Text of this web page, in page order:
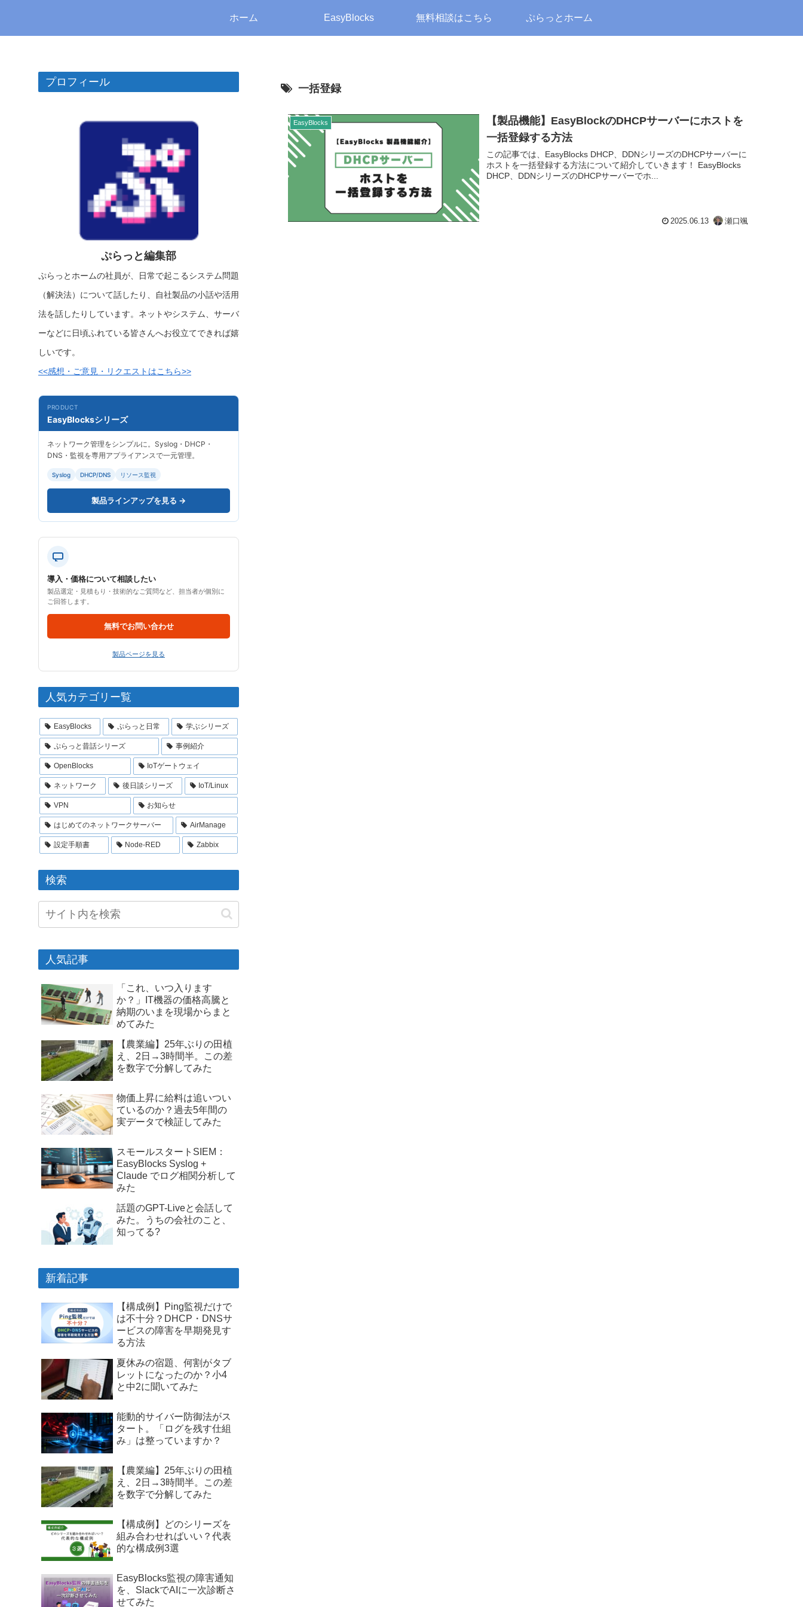
ホーム EasyBlocks 無料相談はこちら ぷらっとホーム
一括登録
EasyBlocks
【製品機能】EasyBlockのDHCPサーバーにホストを
一括登録する方法
この記事では、EasyBlocks DHCP、DDNシリーズのDHCPサーバーに
ホストを一括登録する方法について紹介していきます！ EasyBlocks
DHCP、DDNシリーズのDHCPサーバーでホ...
2025.06.13 瀬口颯
プロフィール
ぷらっと編集部
ぷらっとホームの社員が、日常で起こるシステム問題
（解決法）について話したり、自社製品の小話や活用
法を話したりしています。ネットやシステム、サーバ
ーなどに日頃ふれている皆さんへお役立てできれば嬉
しいです。
<<感想・ご意見・リクエストはこちら>>
PRODUCT
EasyBlocksシリーズ
ネットワーク管理をシンプルに。Syslog・DHCP・
DNS・監視を専用アプライアンスで一元管理。
Syslog DHCP/DNS リソース監視
製品ラインアップを見る →
導入・価格について相談したい
製品選定・見積もり・技術的なご質問など、担当者が個別に
ご回答します。
無料でお問い合わせ
製品ページを見る
人気カテゴリー覧
EasyBlocks ぷらっと日常 学ぶシリーズ
ぷらっと昔話シリーズ 事例紹介
OpenBlocks IoTゲートウェイ
ネットワーク 後日談シリーズ IoT/Linux
VPN お知らせ
はじめてのネットワークサーバー AirManage
設定手順書 Node-RED Zabbix
検索
人気記事
「これ、いつ入ります
か？」IT機器の価格高騰と
納期のいまを現場からまと
めてみた
【農業編】25年ぶりの田植
え、2日→3時間半。この差
を数字で分解してみた
物価上昇に給料は追いつい
ているのか？過去5年間の
実データで検証してみた
スモールスタートSIEM：
EasyBlocks Syslog +
Claude でログ相関分析して
みた
話題のGPT-Liveと会話して
みた。うちの会社のこと、
知ってる?
新着記事
【構成例】Ping監視だけで
は不十分？DHCP・DNSサ
ービスの障害を早期発見す
る方法
夏休みの宿題、何割がタブ
レットになったのか？小4
と中2に聞いてみた
能動的サイバー防御法がス
タート。「ログを残す仕組
み」は整っていますか？
【農業編】25年ぶりの田植
え、2日→3時間半。この差
を数字で分解してみた
【構成例】どのシリーズを
組み合わせればいい？代表
的な構成例3選
EasyBlocks監視の障害通知
を、SlackでAIに一次診断さ
せてみた